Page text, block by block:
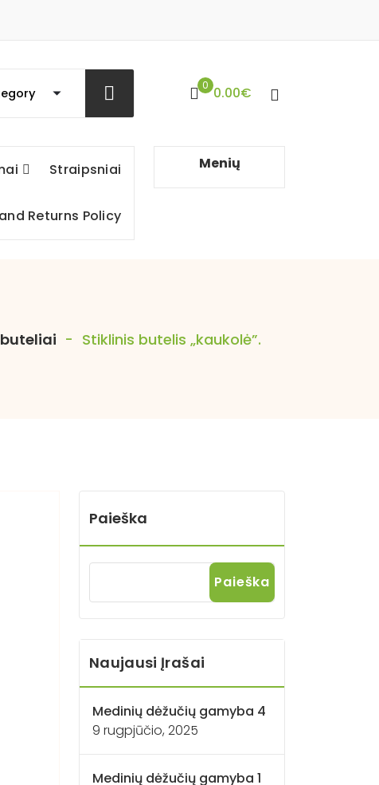
0 0.00€
Straipsniai
Returns Policy
Menių
- Stiklinis butelis „kaukolė”.
Paieška
Paieška
Naujausi Įrašai
Medinių dėžučių gamyba 4
9 rugpjūčio, 2025
Medinių dėžučių gamyba 1